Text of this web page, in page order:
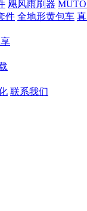
飓风雨刷器 MUTO
件 全地形黄包车
联系我们